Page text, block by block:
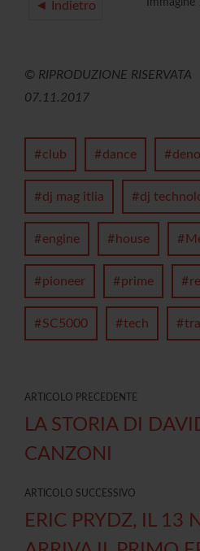
◄ Indietro
© RIPRODUZIONE RISERVATA
07.11.2017
club dance
dj mag itlia dj
engine house
pioneer prime
SC5000 tech
ARTICOLO PRECEDENTE
LA STORIA DI
CANZONI
ARTICOLO SUCCESSIVO
ERIC PRYDZ, IL 13